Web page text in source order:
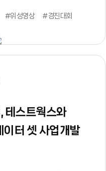
#위성영상 #경진대회
이터 셋 사업개발